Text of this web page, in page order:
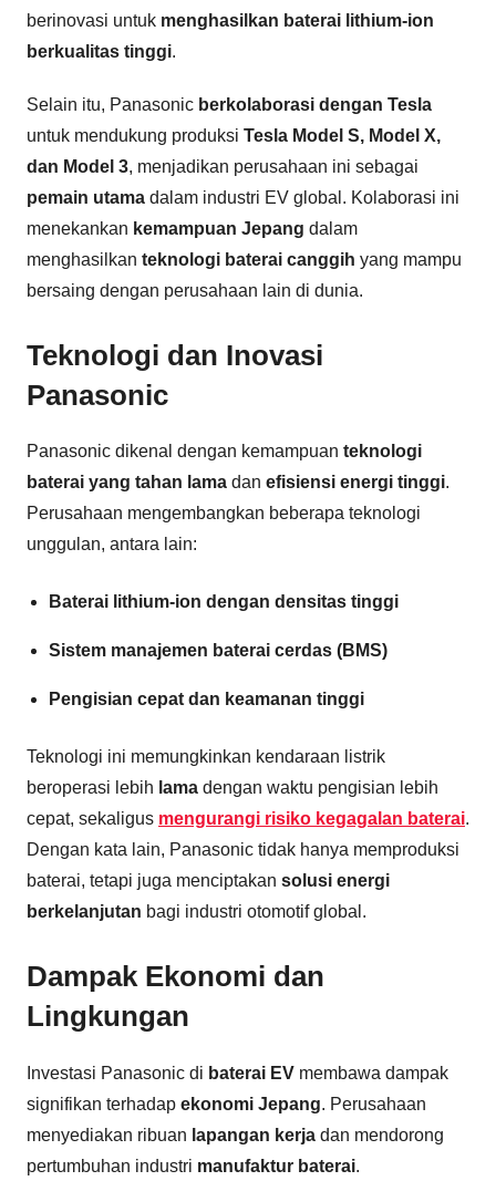
berinovasi untuk menghasilkan baterai lithium-ion
berkualitas tinggi.
Selain itu, Panasonic berkolaborasi dengan Tesla
untuk mendukung produksi Tesla Model S, Model X,
dan Model 3, menjadikan perusahaan ini sebagai
pemain utama dalam industri EV global. Kolaborasi ini
menekankan kemampuan Jepang dalam
menghasilkan teknologi baterai canggih yang mampu
bersaing dengan perusahaan lain di dunia.
Teknologi dan Inovasi
Panasonic
Panasonic dikenal dengan kemampuan teknologi
baterai yang tahan lama dan efisiensi energi tinggi.
Perusahaan mengembangkan beberapa teknologi
unggulan, antara lain:
Baterai lithium-ion dengan densitas tinggi
Sistem manajemen baterai cerdas (BMS)
Pengisian cepat dan keamanan tinggi
Teknologi ini memungkinkan kendaraan listrik
beroperasi lebih lama dengan waktu pengisian lebih
cepat, sekaligus mengurangi risiko kegagalan baterai.
Dengan kata lain, Panasonic tidak hanya memproduksi
baterai, tetapi juga menciptakan solusi energi
berkelanjutan bagi industri otomotif global.
Dampak Ekonomi dan
Lingkungan
Investasi Panasonic di baterai EV membawa dampak
signifikan terhadap ekonomi Jepang. Perusahaan
menyediakan ribuan lapangan kerja dan mendorong
pertumbuhan industri manufaktur baterai.